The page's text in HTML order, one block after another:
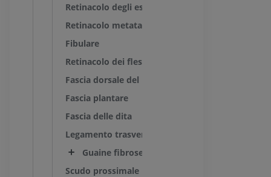
Retinacolo degli estensori del tarso
Retinacolo metatarsale degli estensori
Fibulare
Retinacolo dei flessori
Fascia dorsale del piede
Fascia plantare
Fascia delle dita
Legamento trasverso superficiale del
Guaine fibrose delle dita del piede
Scudo prossimale